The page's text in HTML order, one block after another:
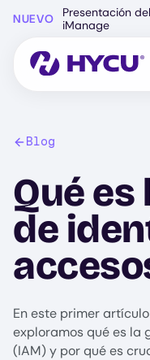
principal
NUEVO
Presentación
iManage
Blog
Qué
de
En este primer
exploramos qué es la
(IAM) y por qué es